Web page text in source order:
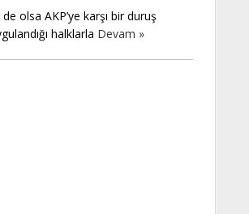
olsa AKP’ye karşı bir duruş
halklarla Devam »